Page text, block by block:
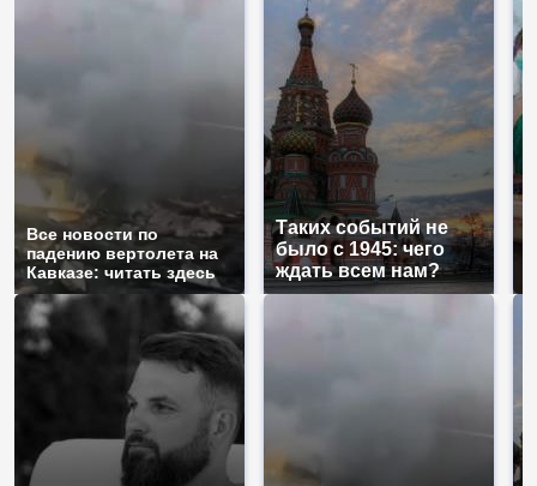
Все новости по
падению вертолета на
Кавказе: читать здесь
Таких событий не
было с 1945: чего
ждать всем нам?